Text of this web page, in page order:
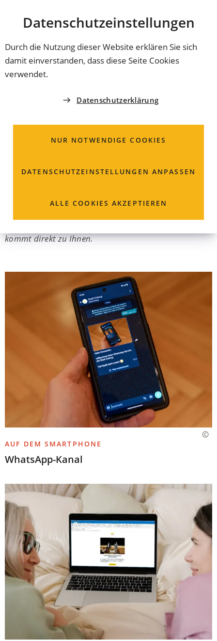
Datenschutz­einstellungen
Durch die Nutzung dieser Website erklären Sie sich
damit einverstanden, dass diese Seite Cookies
verwendet.
Datenschutzerklärung
NUR NOTWENDIGE COOKIES
DATENSCHUTZ­EINSTELLUNGEN ANPASSEN
ALLE COOKIES AKZEPTIEREN
INHALT ANSPRINGEN
Coburg
Unsere Infokanäle
kommt direkt zu Ihnen.
AUF DEM SMARTPHONE
WhatsApp-Kanal